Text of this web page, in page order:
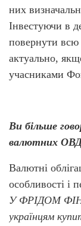
них
Інвестуючи в
повернути
актуально,
учасниками
Ви більше
валютних
Валютні
особливості і
У ФРІДОМ
українцям